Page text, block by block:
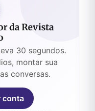
da Revista
30 segundos.
montar sua
conversas.
conta